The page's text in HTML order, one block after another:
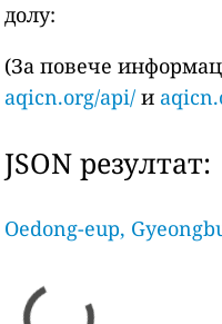
долу:
(За повече
aqicn.org/api/ и
JSON резултат:
Oedong-eup,